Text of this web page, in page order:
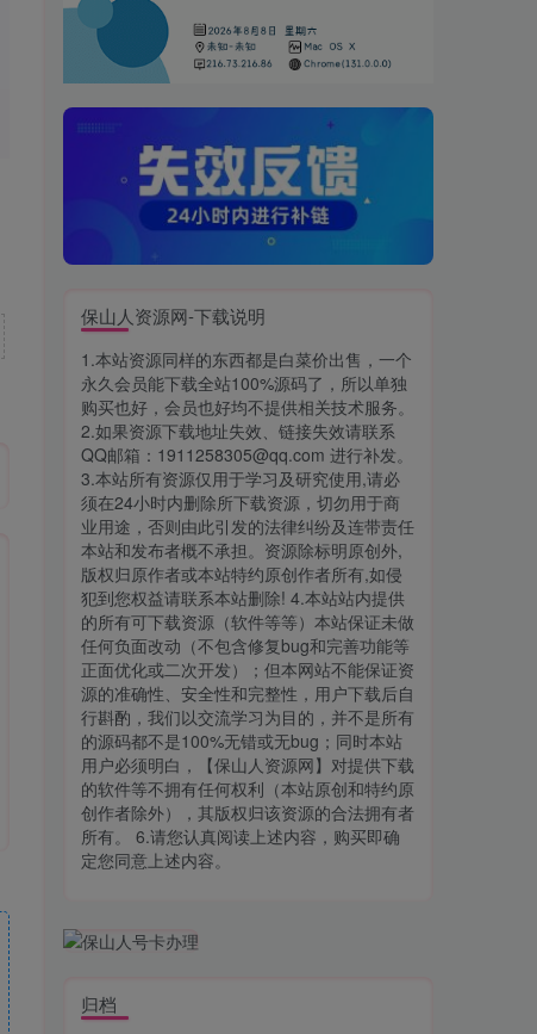
保山人资源网-下载说明
1.本站资源同样的东西都是白菜价出售，一个
永久会员能下载全站100%源码了，所以单独
购买也好，会员也好均不提供相关技术服务。
2.如果资源下载地址失效、链接失效请联系
QQ邮箱：1911258305@qq.com 进行补发。
3.本站所有资源仅用于学习及研究使用,请必
须在24小时内删除所下载资源，切勿用于商
业用途，否则由此引发的法律纠纷及连带责任
本站和发布者概不承担。资源除标明原创外,
版权归原作者或本站特约原创作者所有,如侵
犯到您权益请联系本站删除! 4.本站站内提供
的所有可下载资源（软件等等）本站保证未做
任何负面改动（不包含修复bug和完善功能等
正面优化或二次开发）；但本网站不能保证资
源的准确性、安全性和完整性，用户下载后自
行斟酌，我们以交流学习为目的，并不是所有
的源码都不是100%无错或无bug；同时本站
用户必须明白，【保山人资源网】对提供下载
的软件等不拥有任何权利（本站原创和特约原
创作者除外），其版权归该资源的合法拥有者
所有。 6.请您认真阅读上述内容，购买即确
定您同意上述内容。
归档